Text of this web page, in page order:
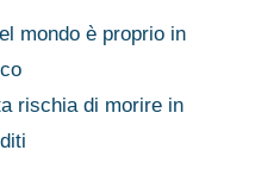
mondo è proprio in
rischia di morire in